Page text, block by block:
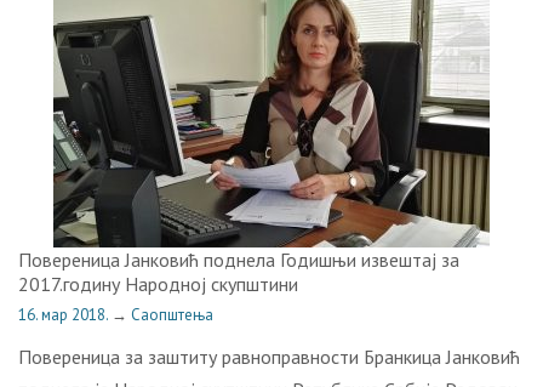
Повереница Јанковић поднела Годишњи извештај за
2017.годину Народној скупштини
16. мар 2018. → Саопштења
Повереница за заштиту равноправности Бранкица Јанковић